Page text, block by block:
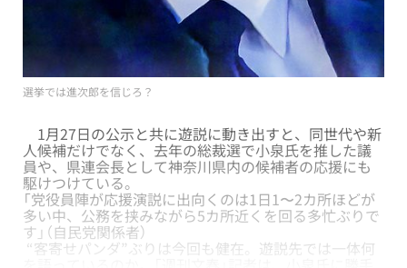
選挙では進次郎を信じろ？
1月27日の公示と共に遊説に動き出すと、同世代や新
人候補だけでなく、去年の総裁選で小泉氏を推した議
員や、県連会長として神奈川県内の候補者の応援にも
駆けつけている。
「党役員陣が応援演説に出向くのは1日1〜2カ所ほどが
多い中、公務を挟みながら5カ所近くを回る多忙ぶりで
す」（自民党関係者）
“客寄せパンダ”ぶりは今回も健在。遊説先では一体何